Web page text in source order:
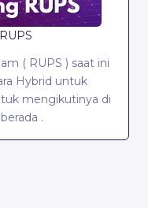
( RUPS ) saat ini
Hybrid untuk
mengikutinya di
.